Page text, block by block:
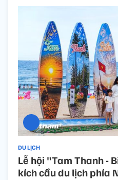
DU LỊCH
Lễ hội "Tam Thanh -
kích cầu du lịch phía